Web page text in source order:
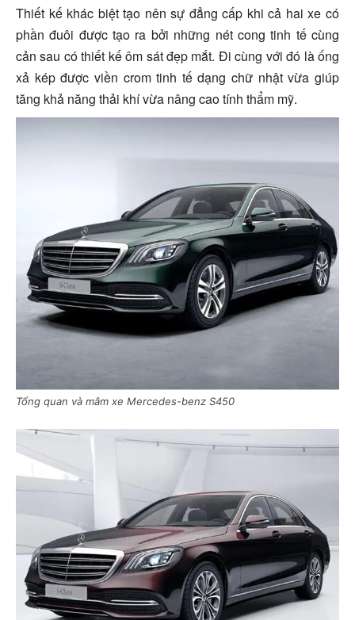
Thiết kế khác biệt tạo nên sự đẳng cấp khi cả hai xe có
phần đuôi được tạo ra bởi những nét cong tinh tế cùng
cản sau có thiết kế ôm sát đẹp mắt. Đi cùng với đó là ống
xả kép được viền crom tinh tế dạng chữ nhật vừa giúp
tăng khả năng thải khí vừa nâng cao tính thẩm mỹ.
Tổng quan và mâm xe Mercedes-benz S450